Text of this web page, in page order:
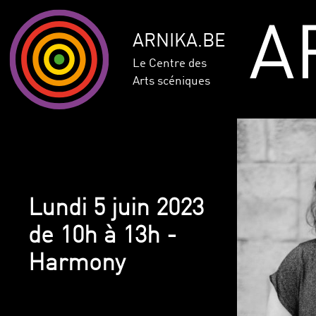
ARNIKA.BE
Le Centre des
Arts scéniques
Lundi 5 juin 2023
de 10h à 13h -
Harmony